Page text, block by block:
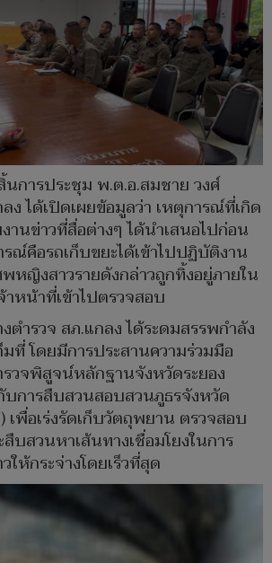
นการประชุม พ.ต.อ.สมชาย วงศ์
ได้เปิดเผยข้อมูลว่า เหตุการณ์ที่เกิด
านข่าวที่สื่อต่างๆ ได้นำเสนอไปก่อน
ณ์คือรถเก็บขยะได้เข้าไปปฏิบัติงาน
ญิงสาวรายดังกล่าวถูกทิ้งอยู่ภายใน
าหน้าที่เข้าไปตรวจสอบ
ตำรวจ สภ.แกลง ได้ระดมสรรพกำลัง
มที่ โดยมีการประสานความร่วมมือ
วจพิสูจน์หลักฐานจังหวัดระยอง
บการสืบสวนสอบสวนภูธรจังหวัด
เพื่อเร่งรัดเก็บวัตถุพยาน ตรวจสอบ
บสวนหาเส้นทางเชื่อมโยงในการ
ห้กระจ่างโดยเร็วที่สุด